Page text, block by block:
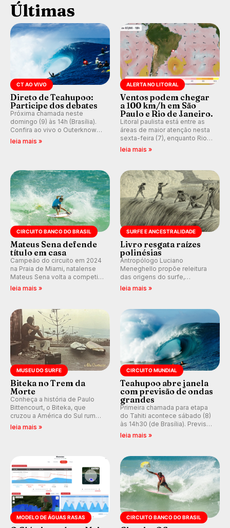
Últimas
CT AO VIVO
Direto de Teahupoo:
Participe dos debates
Próxima chamada neste
domingo (9) às 14h (Brasília).
Confira ao vivo o Outerknown
Tahiti Pro 2026 e participe dos
leia mais »
ALERTA NO LITORAL
Ventos podem chegar
a 100 km/h em São
Paulo e Rio de Janeiro.
Litoral paulista está entre as
áreas de maior atenção nesta
sexta-feira (7), enquanto Rio
de Janeiro também recebe
km/h em Itanhaém.
leia mais »
CIRCUITO BANCO DO BRASIL
Mateus Sena defende
título em casa
Campeão do circuito em 2024
na Praia de Miami, natalense
Mateus Sena volta a competir
em casa em busca de manter a
leia mais »
SURFE E ANCESTRALIDADE
Livro resgata raízes
polinésias
Antropólogo Luciano
Meneghello propõe releitura
das origens do surfe,
resgatando a cultura polinésia
prática em esporte e indústria.
leia mais »
MUSEU DO SURFE
Biteka no Trem da
Morte
Conheça a história de Paulo
Bittencourt, o Biteka, que
cruzou a América do Sul rumo
ao Pacífico em uma jornada
leia mais »
CIRCUITO MUNDIAL
Teahupoo abre janela
com previsão de ondas
grandes
Primeira chamada para etapa
do Tahiti acontece sábado (8)
às 14h30 (de Brasília). Previsão
indica swell consistente.
Kelly Slater convidado.
leia mais »
MODELO DE ÁGUAS RASAS CIRCUITO BANCO DO BRASIL